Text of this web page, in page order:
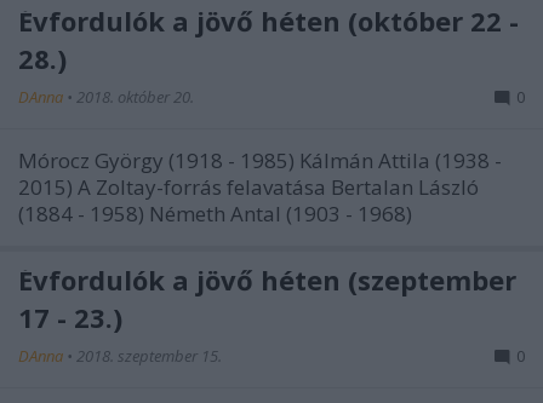
Évfordulók a jövő héten (október 22 -
28.)
DAnna • 2018. október 20. 0
Mórocz György (1918 - 1985) Kálmán Attila (1938 -
2015) A Zoltay-forrás felavatása Bertalan László
(1884 - 1958) Németh Antal (1903 - 1968)
Évfordulók a jövő héten (szeptember
17 - 23.)
DAnna • 2018. szeptember 15. 0